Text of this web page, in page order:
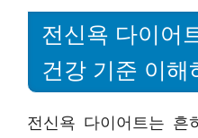
전신욕 다이어
건강 기준 이해
전신욕 다이어트는